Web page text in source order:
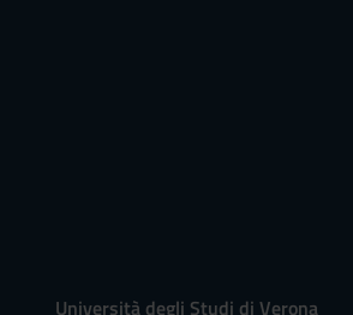
Università degli Studi di Verona